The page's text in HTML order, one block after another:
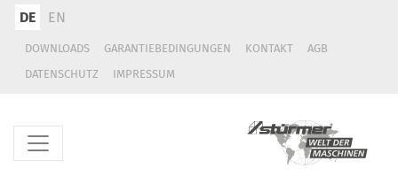
DE EN
DOWNLOADS GARANTIEBEDINGUNGEN KONTAKT
AGB
DATENSCHUTZ
IMPRESSUM